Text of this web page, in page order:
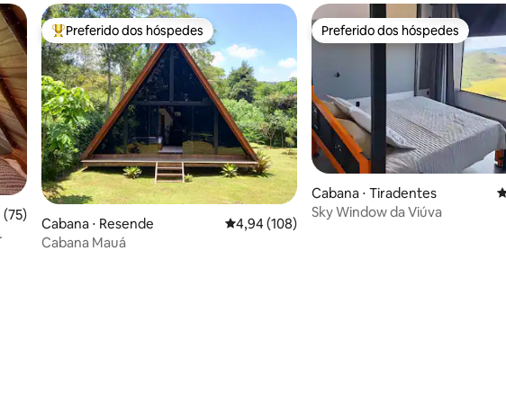
uma avaliação média de 5, 75 avaliações
Entre os melhores preferidos dos hóspedes
Preferido dos hóspedes
Cabana ⋅ Resende 4,94 de uma avaliação média de 5, 108
4,94 (108)
Cabana Mauá
Preferido dos hóspedes
Preferido dos hóspedes
Cabana ⋅ Tiradentes
Sky Window da Viúva